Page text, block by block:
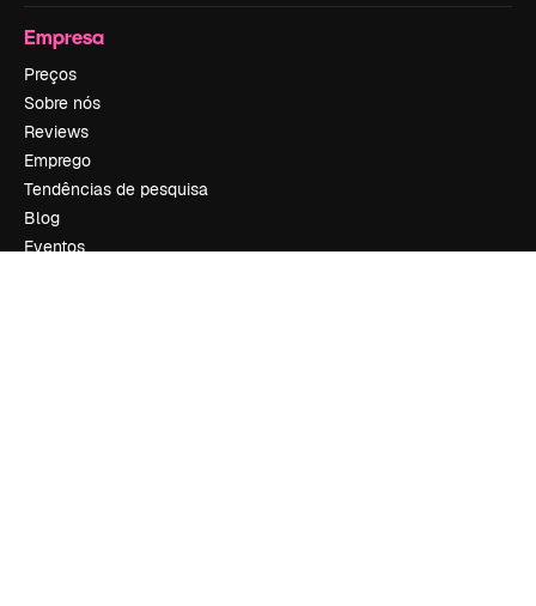
Empresa
Preços
Sobre nós
Reviews
Emprego
Tendências de pesquisa
Blog
Eventos